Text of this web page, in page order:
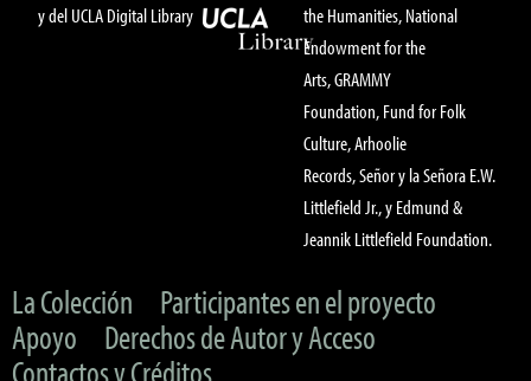
y del UCLA Digital Library
the Humanities, National
Endowment for the
Arts, GRAMMY
Foundation, Fund for Folk
Culture, Arhoolie
Records, Señor y la Señora E.W.
Littlefield Jr., y Edmund &
Jeannik Littlefield Foundation.
La Colección
Participantes en el proyecto
Apoyo
Derechos de Autor y Acceso
Contactos y Créditos